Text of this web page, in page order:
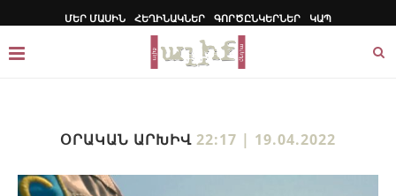
ՄԵՐ ՄԱՍԻՆ ՀԵՂԻՆԱԿՆԵՐ ԳՈՐԾԸՆԿԵՐՆԵՐ ԿԱՊ
ՕՐԱԿԱՆ ԱՐԽԻՎ 22:17 | 19.04.2022